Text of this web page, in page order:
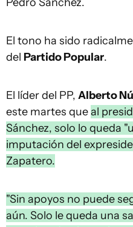
El tono ha sido
del Partido Popular.
El líder del PP, Alberto
este martes queal
Sánchez, solo lo queda
imputación del
Zapatero.
"Sin apoyos no puede
aún. Solo le queda una